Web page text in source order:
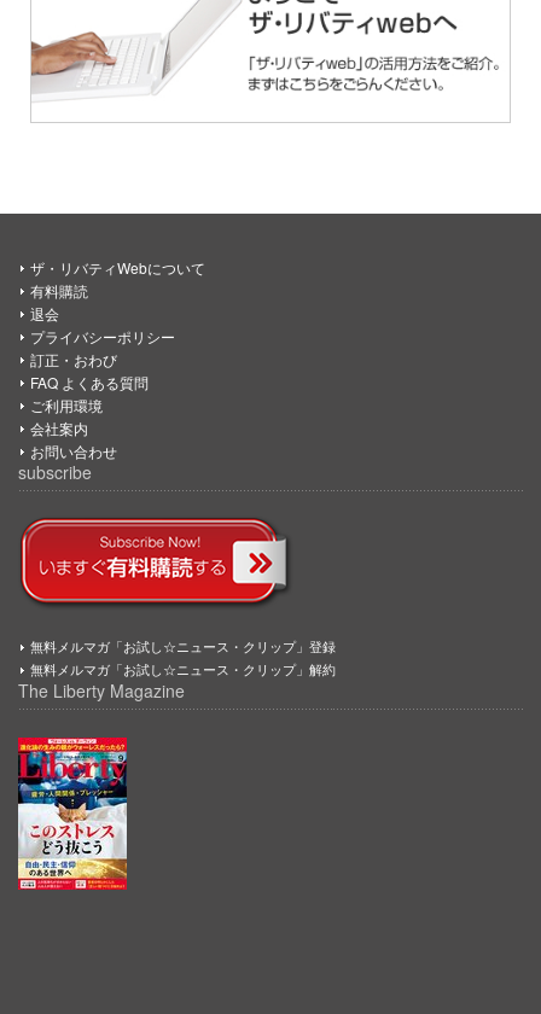
ザ・リバティWebについて
有料購読
退会
プライバシーポリシー
訂正・おわび
FAQ よくある質問
ご利用環境
会社案内
お問い合わせ
subscribe
無料メルマガ「お試し☆ニュース・クリップ」登録
無料メルマガ「お試し☆ニュース・クリップ」解約
The Liberty Magazine